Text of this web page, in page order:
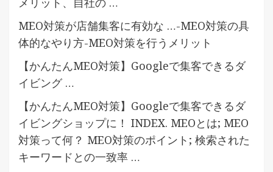
MEO対策が店舗集客に有効な …-MEO対策の具
体的なやり方-MEO対策を行うメリット
【かんたんMEO対策】Googleで集客できるダ
イビング …
【かんたんMEO対策】Googleで集客できるダ
イビングショップに！ INDEX. MEOとは; MEO
対策って何？ MEO対策のポイント; 検索された
キーワードとの一致率 …